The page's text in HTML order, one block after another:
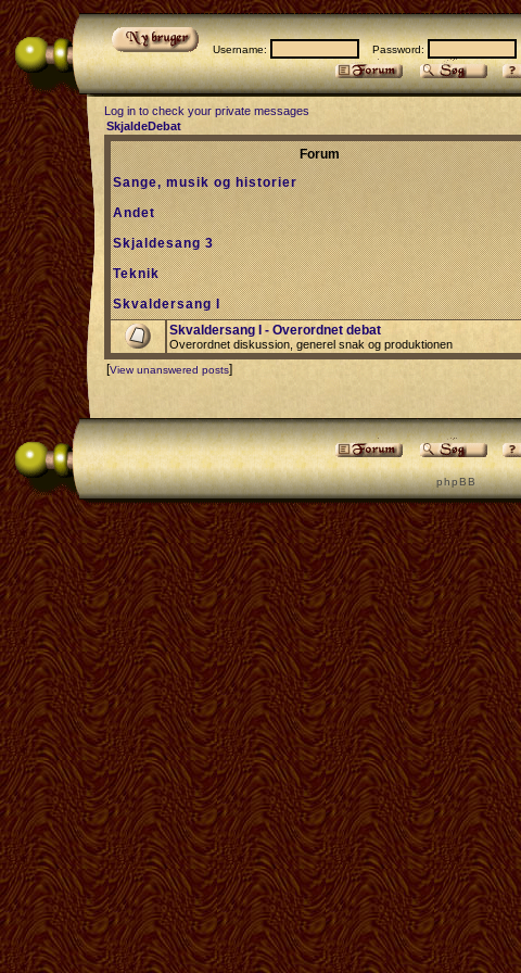
Username: Password:
Log in to check your private messages
SkjaldeDebat
Forum
Sange, musik og historier
Andet
Skjaldesang 3
Teknik
Skvaldersang I
Skvaldersang I - Overordnet debat
Overordnet diskussion, generel snak og produktionen
[View unanswered posts]
p h p B B